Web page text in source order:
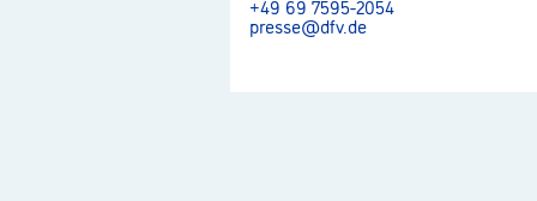
+49 69 7595-2054
presse@dfv.de